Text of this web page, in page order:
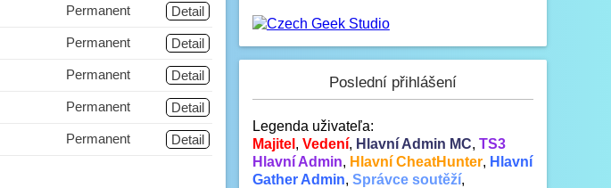
Permanent Detail
Permanent Detail
Permanent Detail
Permanent Detail
Permanent Detail
Poslední přihlášení
Legenda uživateľa:
Majitel , Vedení, Hlavní Admin MC, TS3
Hlavní Admin, Hlavní CheatHunter, Hlavní
Gather Admin, Správce soutěží,